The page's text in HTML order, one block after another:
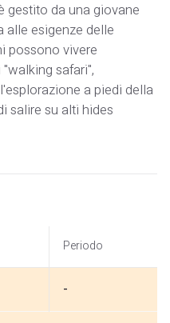
gestito da una giovane
esigenze delle
possono vivere
safari",
a piedi della
salire su alti hides
Periodo
-